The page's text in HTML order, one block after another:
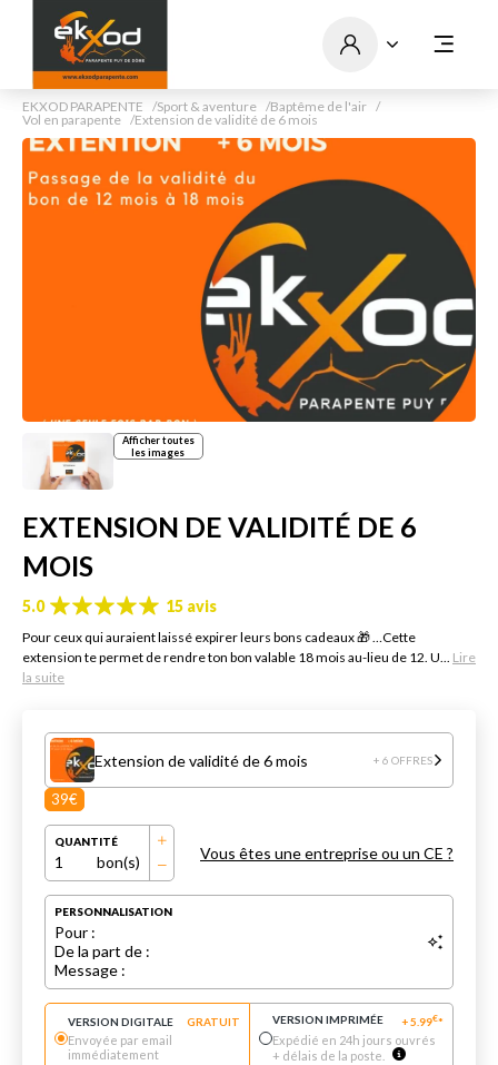
EKXOD PARAPENTE Sport & aventure
Baptême de l'air
Vol en parapente
Extension de validité de 6 mois
Afficher toutes
les images
EXTENSION DE VALIDITÉ DE 6
MOIS
5.0 15 avis
Pour ceux qui auraient laissé expirer leurs bons cadeaux 🎁 …Cette
extension te permet de rendre ton bon valable 18 mois au-lieu de 12. U... Lire
la suite
Extension de validité de 6 mois + 6 OFFRES
39€
QUANTITÉ
1 bon(s) Vous êtes une entreprise ou un CE ?
PERSONNALISATION
Pour :
De la part de :
Message :
VERSION DIGITALE GRATUIT
Envoyée par email
immédiatement
VERSION IMPRIMÉE +5.99€*
Expédié en 24h jours ouvrés
+ délais de la poste.